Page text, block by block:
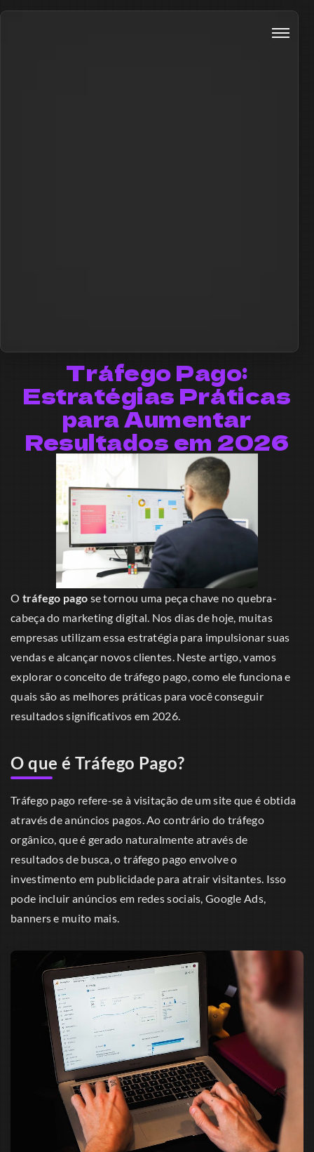
Tráfego Pago:
Estratégias Práticas
para Aumentar
Resultados em 2026
O tráfego pago se tornou uma peça chave no quebra-
cabeça do marketing digital. Nos dias de hoje, muitas
empresas utilizam essa estratégia para impulsionar suas
vendas e alcançar novos clientes. Neste artigo, vamos
explorar o conceito de tráfego pago, como ele funciona e
quais são as melhores práticas para você conseguir
resultados significativos em 2026.
O que é Tráfego Pago?
Tráfego pago refere-se à visitação de um site que é obtida
através de anúncios pagos. Ao contrário do tráfego
orgânico, que é gerado naturalmente através de
resultados de busca, o tráfego pago envolve o
investimento em publicidade para atrair visitantes. Isso
pode incluir anúncios em redes sociais, Google Ads,
banners e muito mais.